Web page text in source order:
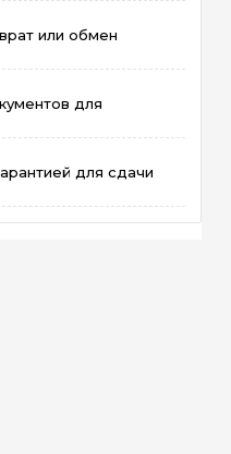
или обмен
для
для сдачи